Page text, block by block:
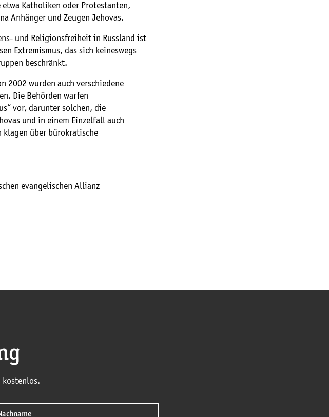
Katholiken oder Protestanten,
Anhänger und Zeugen Jehovas.
und Religionsfreiheit in Russland ist
Extremismus, das sich keineswegs
beschränkt.
2002 wurden auch verschiedene
Die Behörden warfen
vor, darunter solchen, die
und in einem Einzelfall auch
klagen über bürokratische
evangelischen Allianz
kostenlos.